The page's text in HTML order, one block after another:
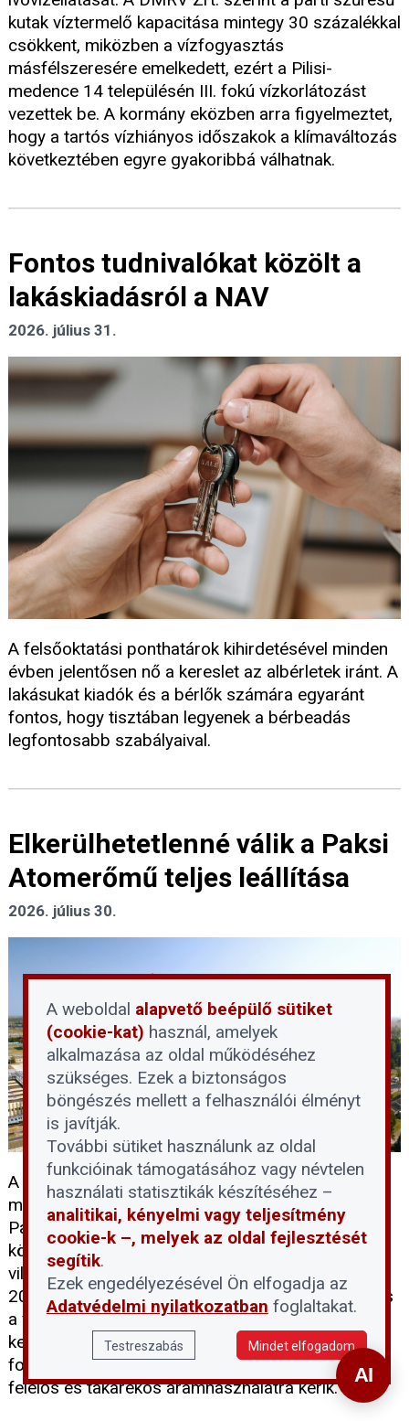
kutak víztermelő kapacitása mintegy 30 százalékkal
csökkent, miközben a vízfogyasztás
másfélszeresére emelkedett, ezért a Pilisi-
medence 14 településén III. fokú vízkorlátozást
vezettek be. A kormány eközben arra figyelmeztet,
hogy a tartós vízhiányos időszakok a klímaváltozás
következtében egyre gyakoribbá válhatnak.
Fontos tudnivalókat közölt a
lakáskiadásról a NAV
2026. július 31.
A felsőoktatási ponthatárok kihirdetésével minden
évben jelentősen nő a kereslet az albérletek iránt. A
lakásukat kiadók és a bérlők számára egyaránt
fontos, hogy tisztában legyenek a bérbeadás
legfontosabb szabályaival.
Elkerülhetetlenné válik a Paksi
Atomerőmű teljes leállítása
2026. július 30.
A Duna rendkívüli és tartós vízszintcsökkenése
miatt a következő 24-72 órában le kell állítani a
Paksi Atomerőmű mind a négy blokkját. A döntés
következtében átmenetileg megszűnik a hazai
villamosenergia-termelés mintegy felét adó, közel
2000 MW-os kapacitás. Az erőmű szakemberei és
a vízügyi hatóságok felkészültek a helyzet
kezelésére: az álló blokkok biztonsági hűtése
folyamatosan biztosított, a lakosságot pedig
felelős és takarékos áramhasználatra kérik.
A weboldal alapvető beépülő sütiket
(cookie-kat) használ, amelyek
alkalmazása az oldal működéséhez
szükséges. Ezek a biztonságos
böngészés mellett a felhasználói élményt
is javítják.
További sütiket használunk az oldal
funkcióinak támogatásához vagy névtelen
használati statisztikák készítéséhez –
analitikai, kényelmi vagy teljesítmény
cookie-k –, melyek az oldal fejlesztését
segítik.
Ezek engedélyezésével Ön elfogadja az
Adatvédelmi nyilatkozatban foglaltakat.
Testreszabás Mindet elfogadom